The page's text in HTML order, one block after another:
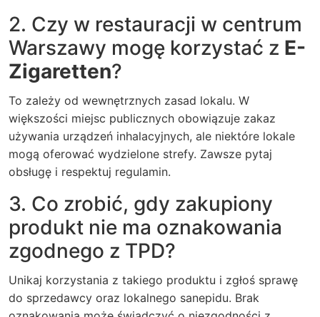
2. Czy w restauracji w centrum
Warszawy mogę korzystać z E-
Zigaretten?
To zależy od wewnętrznych zasad lokalu. W
większości miejsc publicznych obowiązuje zakaz
używania urządzeń inhalacyjnych, ale niektóre lokale
mogą oferować wydzielone strefy. Zawsze pytaj
obsługę i respektuj regulamin.
3. Co zrobić, gdy zakupiony
produkt nie ma oznakowania
zgodnego z TPD?
Unikaj korzystania z takiego produktu i zgłoś sprawę
do sprzedawcy oraz lokalnego sanepidu. Brak